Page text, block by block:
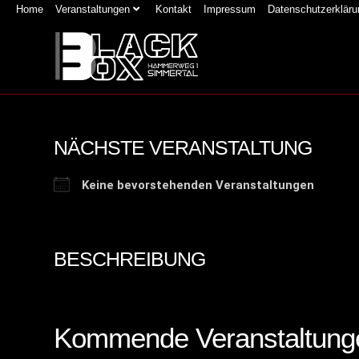
Home Veranstaltungen Kontakt Impressum
NÄCHSTE VERANSTALTUNG
Keine bevorstehenden Veranstaltungen
BESCHREIBUNG
Kommende